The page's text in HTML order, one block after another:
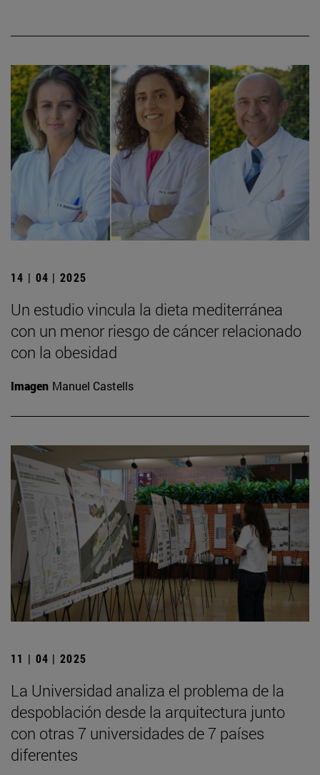
14 | 04 | 2025
Un estudio vincula la dieta mediterránea
con un menor riesgo de cáncer relacionado
con la obesidad
Imagen Manuel Castells
11 | 04 | 2025
La Universidad analiza el problema de la
despoblación desde la arquitectura junto
con otras 7 universidades de 7 países
diferentes